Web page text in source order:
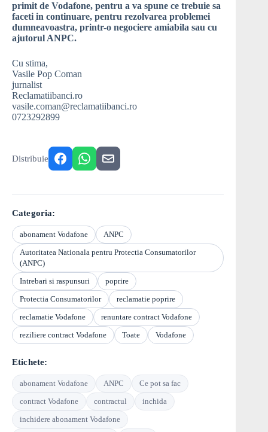
primit de Vodafone, pentru a va spune ce trebuie sa
faceti in continuare, pentru rezolvarea problemei
dumneavoastra, printr-o negociere amiabila sau cu
ajutorul ANPC.
Cu stima,
Vasile Pop Coman
jurnalist
Reclamatiibanci.ro
vasile.coman@reclamatiibanci.ro
0723292899
Distribuie
Categoria:
abonament Vodafone
ANPC
Autoritatea Nationala pentru Protectia Consumatorilor
(ANPC)
Intrebari si raspunsuri
poprire
Protectia Consumatorilor
reclamatie poprire
reclamatie Vodafone
renuntare contract Vodafone
reziliere contract Vodafone
Toate Vodafone
Etichete:
abonament Vodafone ANPC
Ce pot sa fac
contract Vodafone
contractul
inchida
inchidere abonament Vodafone